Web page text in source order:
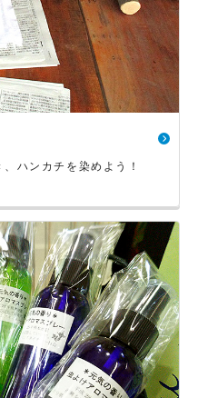
ハンカチを染めよう！